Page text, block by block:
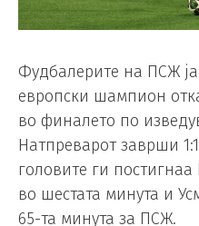
Фудбалерите на ПСЖ ја
европски шампион
во финалето по
Натпреварот заврши
головите ги
во шестата минута и
65-та минута за ПСЖ.